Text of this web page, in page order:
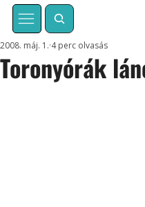
Toronyórák
2008. máj. 1. 4 perc olvasás